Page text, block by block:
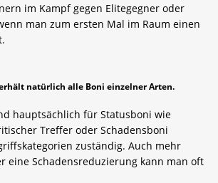
im Kampf gegen Elitegegner oder
man zum ersten Mal im Raum einen
natürlich alle Boni einzelner Arten.
hauptsächlich für Statusboni wie
Treffer oder Schadensboni
zuständig. Auch mehr
eine Schadensreduzierung kann man oft